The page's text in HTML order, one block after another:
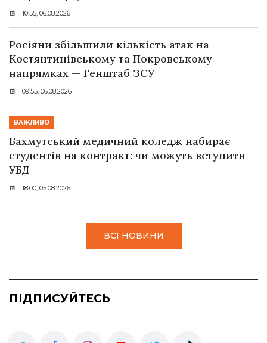
10:55, 06.08.2026
Росіяни збільшили кількість атак на
Костянтинівському та Покровському
напрямках — Генштаб ЗСУ
09:55, 06.08.2026
ВАЖЛИВО
Бахмутський медичний коледж набирає
студентів на контракт: чи можуть вступити
УБД
18:00, 05.08.2026
ВСІ НОВИНИ
ПІДПИСУЙТЕСЬ